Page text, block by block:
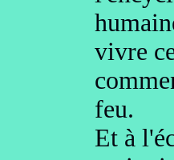
vivre
feu.
Et à